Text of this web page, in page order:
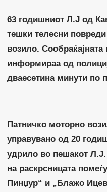
63 годишниот Л.Ј од
тешки телесни
возило.
информираа од
дваесетина минути по
Патничко моторно
управувано од 20
удрило во пешакот Л.Ј.
на раскрсницата
Пинџур“ и „Блажо